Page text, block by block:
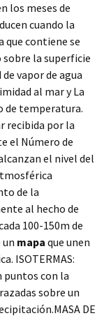
los meses de
cuando la
que contiene se
la superficie
vapor de agua
al mar y La
de temperatura.
recibida por la
el Número de
el nivel del
de la
al hecho de
100-150m de
un mapa que unen
ISOTERMAS:
puntos con la
sobre un
DE